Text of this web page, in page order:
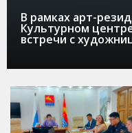
В рамках арт-
Культурном
встречи с